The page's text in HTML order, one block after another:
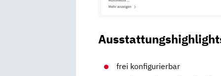
frei konfigurierbar